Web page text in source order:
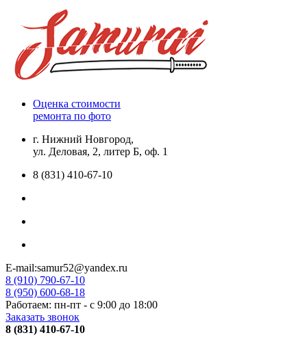
Оценка стоимости
ремонта по фото
г. Нижний Новгород,
ул. Деловая, 2, литер Б, оф. 1
8 (831) 410-67-10
E-mail:samur52@yandex.ru
8 (910) 790-67-10
8 (950) 600-68-18
Работаем: пн-пт - с 9:00 до 18:00
Заказать звонок
8 (831) 410-67-10